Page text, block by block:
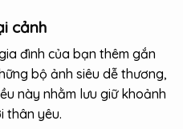
cảnh
đình của bạn thêm gắn
bộ ảnh siêu dễ thương,
này nhằm lưu giữ khoảnh
thân yêu.